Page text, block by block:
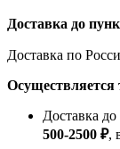
Доставка до
Доставка по
Доставка
500-2500 ₽,